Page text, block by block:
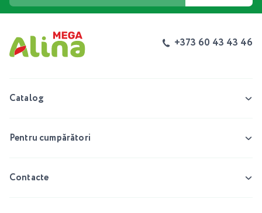
+373 60 43 43 46
Catalog
Pentru cumpărători
Contacte